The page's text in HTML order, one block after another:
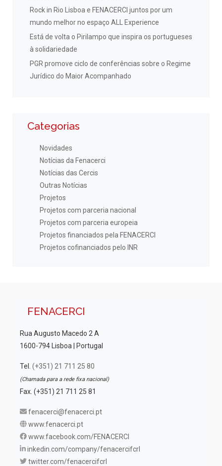
Rock in Rio Lisboa e FENACERCI juntos por um
mundo melhor no espaço ALL Experience
Está de volta o Pirilampo que inspira os portugueses
à solidariedade
PGR promove ciclo de conferências sobre o Regime
Jurídico do Maior Acompanhado
Categorias
Novidades
Notícias da Fenacerci
Notícias das Cercis
Outras Notícias
Projetos
Projetos com parceria nacional
Projetos com parceria europeia
Projetos financiados pela FENACERCI
Projetos cofinanciados pelo INR
FENACERCI
Rua Augusto Macedo 2 A
1600-794 Lisboa | Portugal
Tel. (+351) 21 711 25 80
(Chamada para a rede fixa nacional)
Fax. (+351) 21 711 25 81
fenacerci@fenacerci.pt
www.fenacerci.pt
www.facebook.com/FENACERCI
inkedin.com/company/fenacercifcrl
twitter.com/fenacercifcrl